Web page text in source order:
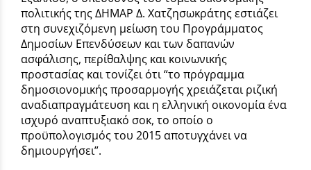
πολιτικής της ΔΗΜΑΡ Δ. Χατζησωκράτης εστιάζει
στη συνεχιζόμενη μείωση του Προγράμματος
Δημοσίων Επενδύσεων και των δαπανών
ασφάλισης, περίθαλψης και κοινωνικής
προστασίας και τονίζει ότι “το πρόγραμμα
δημοσιονομικής προσαρμογής χρειάζεται ριζική
αναδιαπραγμάτευση και η ελληνική οικονομία ένα
ισχυρό αναπτυξιακό σοκ, το οποίο ο
προϋπολογισμός του 2015 αποτυγχάνει να
δημιουργήσει”.